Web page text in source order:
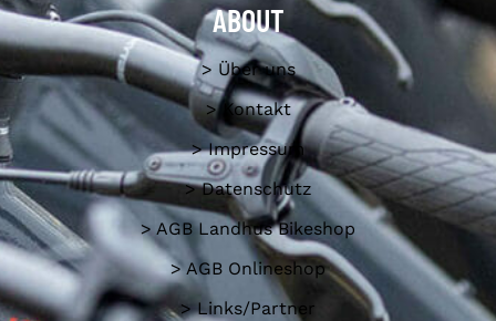
ABOUT
> Über uns
> Kontakt
> Impressum
> Datenschutz
> AGB Landhus Bikeshop
> AGB Onlineshop
> Links/Partner